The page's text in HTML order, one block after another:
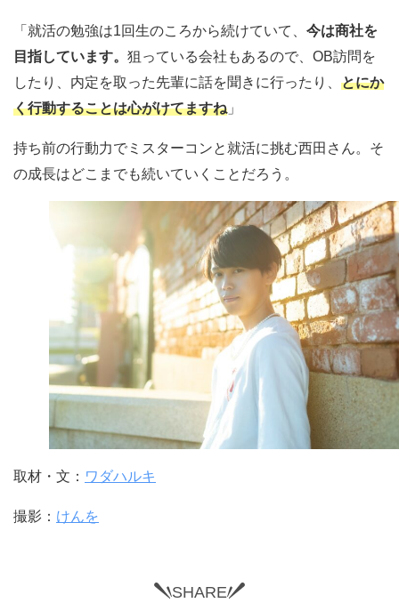
「就活の勉強は1回生のころから続けていて、 今は商社を
目指しています。 狙っている会社もあるので、OB訪問を
したり、内定を取った先輩に話を聞きに行ったり、 とにか
く行動することは心がけてますね」
持ち前の行動力でミスターコンと就活に挑む西田さん。そ
の成長はどこまでも続いていくことだろう。
取材・文： ワダハルキ
撮影： けんを
SHARE